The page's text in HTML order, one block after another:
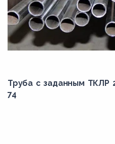
36
4
40
Труба с заданным ТКЛР
74